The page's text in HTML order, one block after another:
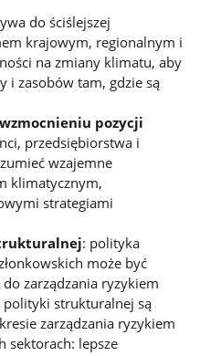
do ściślejszej
krajowym, regionalnym i
na zmiany klimatu, aby
i zasobów tam, gdzie są
wzmocnieniu pozycji
przedsiębiorstwa i
wzajemne
klimatycznym,
strategiami
: polityka
może być
zarządzania ryzykiem
polityki strukturalnej są
zarządzania ryzykiem
sektorach: lepsze